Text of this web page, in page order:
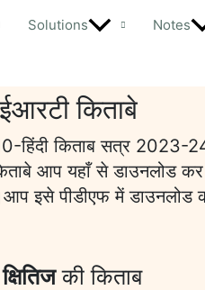
Solutions Notes
किताबे
हिंदी किताब सत्र 2023-
आप यहाँ से
इसे पीडीएफ में
की किताब